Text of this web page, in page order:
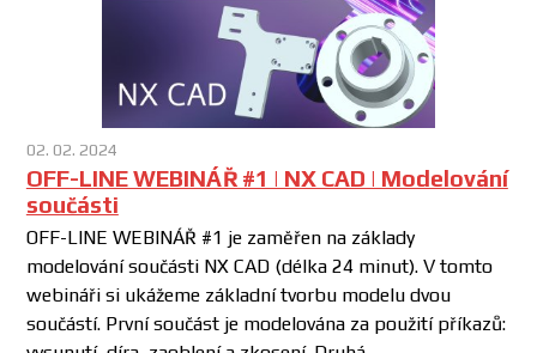
02. 02. 2024
OFF-LINE WEBINÁŘ #1 | NX CAD | Modelování
součásti
OFF-LINE WEBINÁŘ #1 je zaměřen na základy
modelování součásti NX CAD (délka 24 minut). V tomto
webináři si ukážeme základní tvorbu modelu dvou
součástí. První součást je modelována za použití příkazů: